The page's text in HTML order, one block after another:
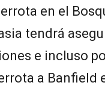
en el
tendrá
e incluso
a Banfield